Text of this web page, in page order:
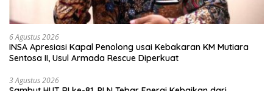
6 Agustus 2026
INSA Apresiasi Kapal Penolong usai Kebakaran KM Mutiara
Sentosa II, Usul Armada Rescue Diperkuat
3 Agustus 2026